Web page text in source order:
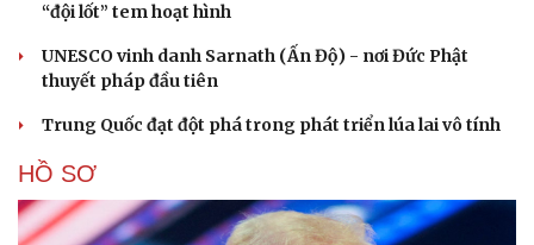
“đội lốt” tem hoạt hình
UNESCO vinh danh Sarnath (Ấn Độ) - nơi Đức Phật
thuyết pháp đầu tiên
Trung Quốc đạt đột phá trong phát triển lúa lai vô tính
HỒ SƠ